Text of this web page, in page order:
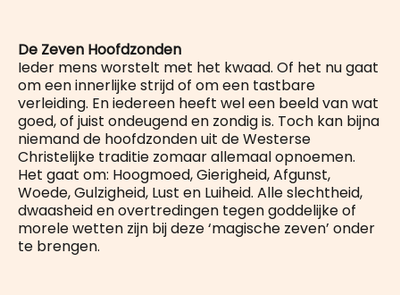
De Zeven Hoofdzonden
Ieder mens worstelt met het kwaad. Of het nu gaat
om een innerlijke strijd of om een tastbare
verleiding. En iedereen heeft wel een beeld van wat
goed, of juist ondeugend en zondig is. Toch kan bijna
niemand de hoofdzonden uit de Westerse
Christelijke traditie zomaar allemaal opnoemen.
Het gaat om: Hoogmoed, Gierigheid, Afgunst,
Woede, Gulzigheid, Lust en Luiheid. Alle slechtheid,
dwaasheid en overtredingen tegen goddelijke of
morele wetten zijn bij deze ‘magische zeven’ onder
te brengen.